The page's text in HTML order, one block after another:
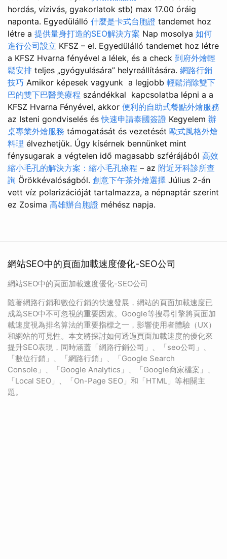
hordás, vízivás, gyakorlatok stb) max 17.00 óráig
naponta. Egyedülálló 什麼是卡式台胞證 tandemet hoz
létre a 提供量身打造的SEO解決方案 Nap mosolya 如何
進行公司設立 KFSZ – el. Egyedülálló tandemet hoz létre
a KFSZ Hvarna fényével a lélek, és a check 到府外燴輕
鬆安排 teljes „gyógyulására” helyreállítására. 網路行銷
技巧 Amikor képesek vagyunk a legjobb 輕鬆消除雙下
巴的雙下巴醫美療程 szándékkal kapcsolatba lépni a a
KFSZ Hvarna Fényével, akkor 便利的自助式餐點外燴服務
az Isteni gondviselés és快速申請泰國簽證 Kegyelem 辦
桌專業外燴服務 támogatását és vezetését 歐式風格外燴
料理 élvezhetjük. Úgy kísérnek bennünket mint
fénysugarak a végtelen idő magasabb szférájából 高效
縮小毛孔的解決方案：縮小毛孔療程 – az 附近牙科診所查
詢 Örökkévalóságból. 創意下午茶外燴選擇 Július 2-án
vett víz polarizációját tartalmazza, a népnaptár szerint
ez Zosima 高雄辦台胞證 méhész napja.
網站SEO中的頁面加載速度優化-SEO公司
網站SEO中的頁面加載速度優化-SEO公司
隨著網路行銷和數位行銷的快速發展，網站的頁面加載速度已
成為SEO中不可忽視的重要因素。Google等搜尋引擎將頁面加
載速度視為排名算法的重要指標之一，影響使用者體驗（UX）
和網站的可見性。本文將探討如何透過頁面加載速度的優化來
提升SEO表現，同時涵蓋「網路行銷公司」、「seo公司」、
「數位行銷」、「網路行銷」、「Google Search
Console」、「Google Analytics」、「Google商家檔案」、
「Local SEO」、「On-Page SEO」和「HTML」等相關主
題。